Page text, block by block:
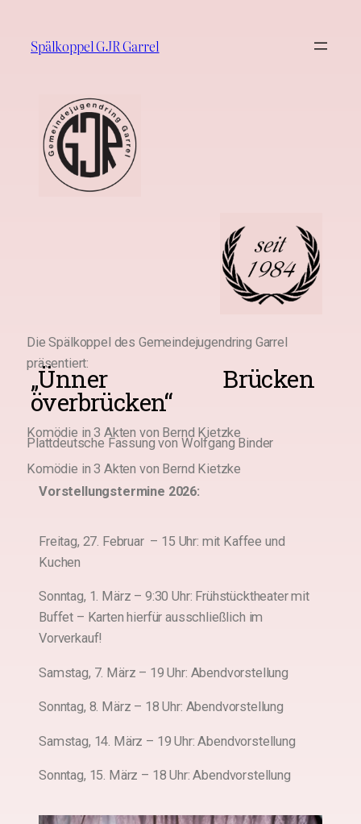
Spälkoppel GJR Garrel
Die Spälkoppel des Gemeindejugendring Garrel
präsentiert:
„Ünner Brücken
överbrücken“
Komödie in 3 Akten von Bernd Kietzke
Plattdeutsche Fassung von Wolfgang Binder
Komödie in 3 Akten von Bernd Kietzke
Vorstellungstermine 2026:
Freitag, 27. Februar – 15 Uhr: mit Kaffee und
Kuchen
Sonntag, 1. März – 9:30 Uhr: Frühstücktheater mit
Buffet – Karten hierfür ausschließlich im
Vorverkauf!
Samstag, 7. März – 19 Uhr: Abendvorstellung
Sonntag, 8. März – 18 Uhr: Abendvorstellung
Samstag, 14. März – 19 Uhr: Abendvorstellung
Sonntag, 15. März – 18 Uhr: Abendvorstellung